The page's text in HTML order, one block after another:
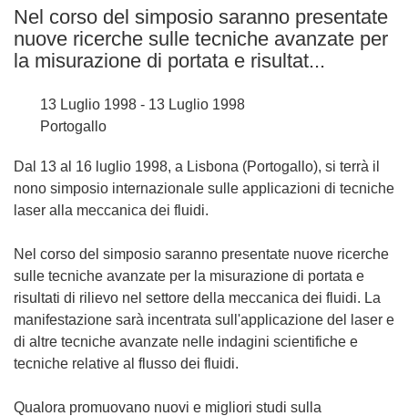
Nel corso del simposio saranno presentate
nuove ricerche sulle tecniche avanzate per
la misurazione di portata e risultat...
13 Luglio 1998 - 13 Luglio 1998
Portogallo
Dal 13 al 16 luglio 1998, a Lisbona (Portogallo), si terrà il
nono simposio internazionale sulle applicazioni di tecniche
laser alla meccanica dei fluidi.
Nel corso del simposio saranno presentate nuove ricerche
sulle tecniche avanzate per la misurazione di portata e
risultati di rilievo nel settore della meccanica dei fluidi. La
manifestazione sarà incentrata sull'applicazione del laser e
di altre tecniche avanzate nelle indagini scientifiche e
tecniche relative al flusso dei fluidi.
Qualora promuovano nuovi e migliori studi sulla